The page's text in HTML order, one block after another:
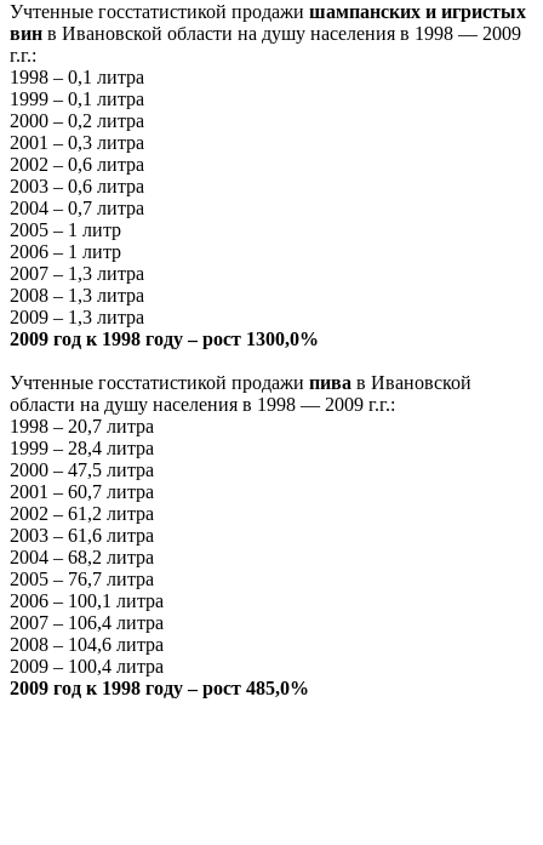
Учтенные госстатистикой продажи шампанских и игристых
вин в Ивановской области на душу населения в 1998 — 2009
г.г.:
1998 – 0,1 литра
1999 – 0,1 литра
2000 – 0,2 литра
2001 – 0,3 литра
2002 – 0,6 литра
2003 – 0,6 литра
2004 – 0,7 литра
2005 – 1 литр
2006 – 1 литр
2007 – 1,3 литра
2008 – 1,3 литра
2009 – 1,3 литра
2009 год к 1998 году – рост 1300,0%
Учтенные госстатистикой продажи пива в Ивановской
области на душу населения в 1998 — 2009 г.г.:
1998 – 20,7 литра
1999 – 28,4 литра
2000 – 47,5 литра
2001 – 60,7 литра
2002 – 61,2 литра
2003 – 61,6 литра
2004 – 68,2 литра
2005 – 76,7 литра
2006 – 100,1 литра
2007 – 106,4 литра
2008 – 104,6 литра
2009 – 100,4 литра
2009 год к 1998 году – рост 485,0%